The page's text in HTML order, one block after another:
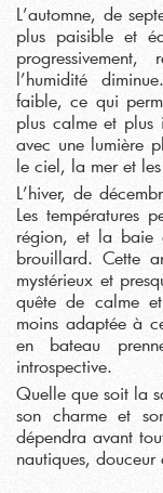
L’automne, de
plus paisible et
l’humidité
faible, ce qui
plus calme et plus
avec une lumière
le ciel, la mer et
L’hiver, de
Les températures
région, et la baie
brouillard. Cette
mystérieux et
quête de calme
moins adaptée à
en bateau
introspective.
Quelle que soit la
son charme et
dépendra avant
nautiques,